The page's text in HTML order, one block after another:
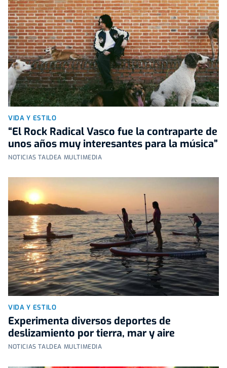
VIDA Y ESTILO
“El Rock Radical Vasco fue la contraparte de
unos años muy interesantes para la música”
NOTICIAS TALDEA MULTIMEDIA
VIDA Y ESTILO
Experimenta diversos deportes de
deslizamiento por tierra, mar y aire
NOTICIAS TALDEA MULTIMEDIA